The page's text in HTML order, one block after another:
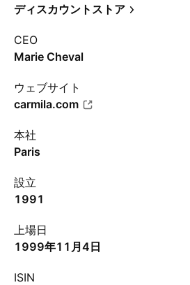
ディスカウントストア
CEO
Marie Cheval
ウェブサイト
carmila.com
本社
Paris
設立
1991
上場日
1999年11月4日
ISIN